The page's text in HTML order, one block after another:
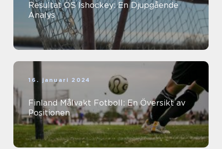
Resultat OS Ishockey: En Djupgående
Analys
16. januari 2024
Finland Målvakt Fotboll: En Översikt av
Positionen